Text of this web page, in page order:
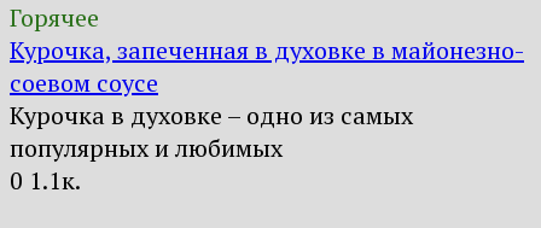
Горячее
Курочка, запеченная в духовке в майонезно-
соевом соусе
Курочка в духовке – одно из самых
популярных и любимых
0 1.1к.